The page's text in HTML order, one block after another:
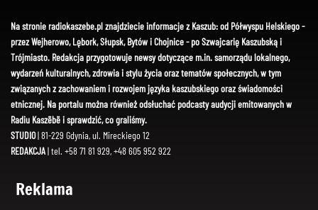
Na stronie radiokaszebe.pl znajdziecie informacje z Kaszub: od Półwyspu Helskiego -
przez Wejherowo, Lębork, Słupsk, Bytów i Chojnice - po Szwajcarię Kaszubską i
Trójmiasto. Redakcja przygotowuje newsy dotyczące m.in. samorządu lokalnego,
wydarzeń kulturalnych, zdrowia i stylu życia oraz tematów społecznych, w tym
związanych z zachowaniem i rozwojem języka kaszubskiego oraz świadomości
etnicznej. Na portalu można również odsłuchać podcasty audycji emitowanych w
Radiu Kaszëbë i sprawdzić, co graliśmy.
STUDIO| 81-229 Gdynia, ul. Mireckiego 12
REDAKCJA| tel. +58 71 81 929, +48 605 952 922
Reklama